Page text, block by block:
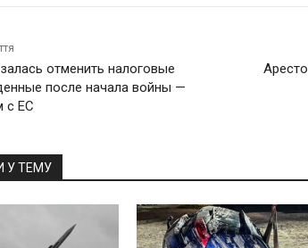
отменить налоговые
после начала войны —
с ЕС
У ТЕМУ